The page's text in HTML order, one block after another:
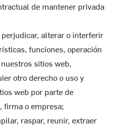
de mantener privada
alterar o interferir
funciones, operación
sitios web,
otro derecho o uso y
web por parte de
firma o empresa;
raspar, reunir, extraer